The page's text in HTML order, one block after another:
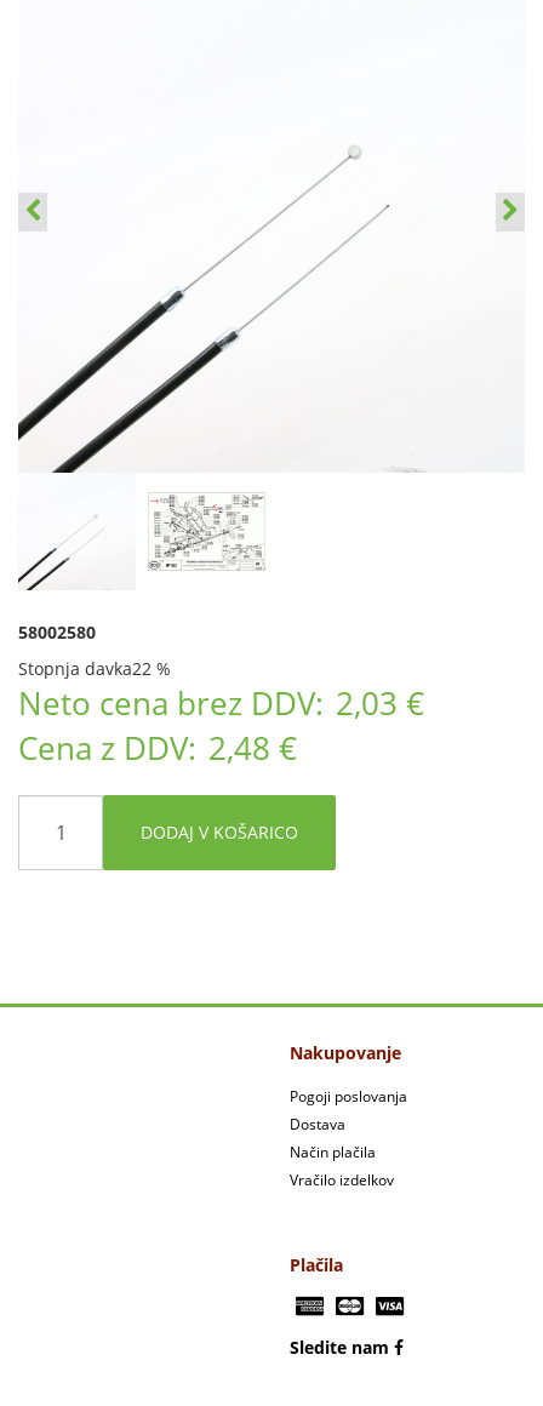
58002580
Stopnja davka22 %
Neto cena brez DDV: 2,03 €
Cena z DDV: 2,48 €
DODAJ V KOŠARICO
Nakupovanje
Pogoji poslovanja
Dostava
Način plačila
Vračilo izdelkov
Plačila
Sledite nam